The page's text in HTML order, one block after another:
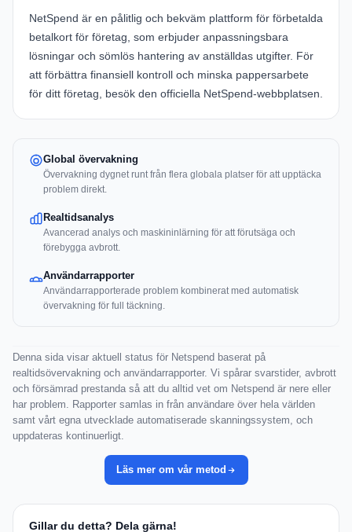
NetSpend är en pålitlig och bekväm plattform för förbetalda
betalkort för företag, som erbjuder anpassningsbara
lösningar och sömlös hantering av anställdas utgifter. För
att förbättra finansiell kontroll och minska pappersarbete
för ditt företag, besök den officiella NetSpend-webbplatsen.
Global övervakning
Övervakning dygnet runt från flera globala platser för att upptäcka
problem direkt.
Realtidsanalys
Avancerad analys och maskininlärning för att förutsäga och
förebygga avbrott.
Användarrapporter
Användarrapporterade problem kombinerat med automatisk
övervakning för full täckning.
Denna sida visar aktuell status för Netspend baserat på
realtidsövervakning och användarrapporter. Vi spårar svarstider, avbrott
och försämrad prestanda så att du alltid vet om Netspend är nere eller
har problem. Rapporter samlas in från användare över hela världen
samt vårt egna utvecklade automatiserade skanningssystem, och
uppdateras kontinuerligt.
Läs mer om vår metod
Gillar du detta? Dela gärna!